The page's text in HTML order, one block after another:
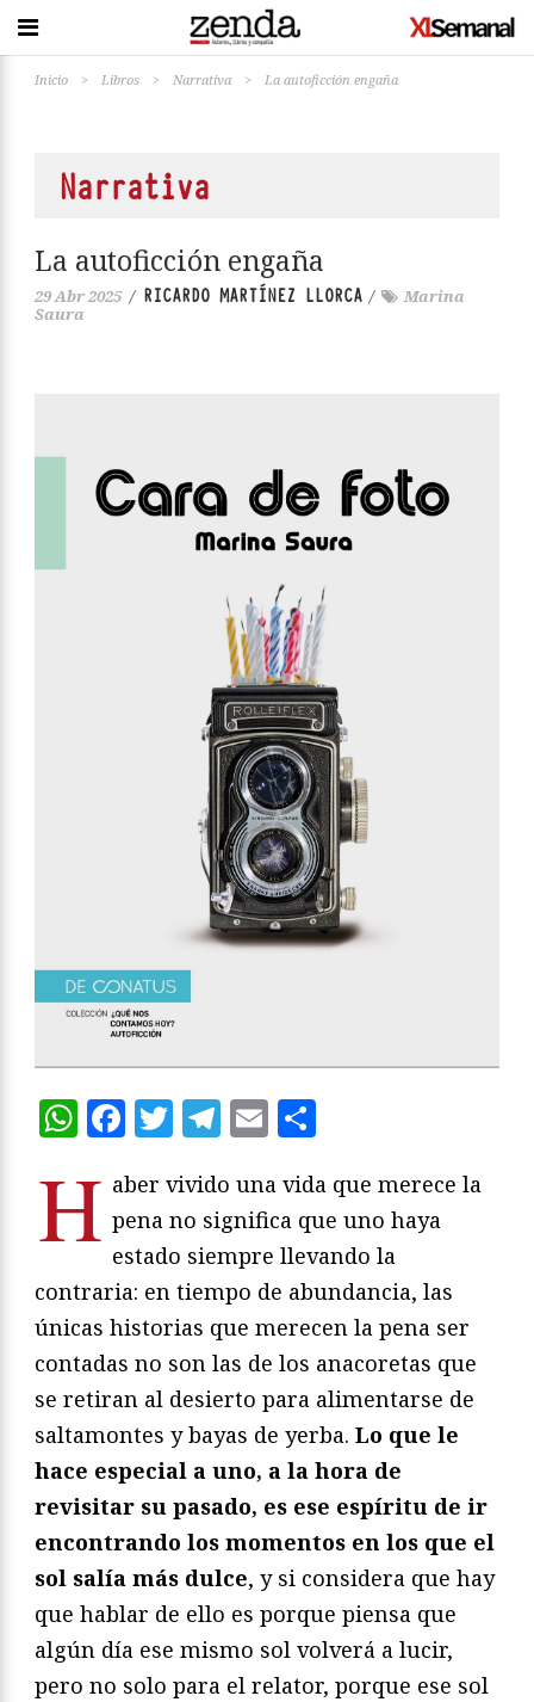
Inicio > Libros > Narrativa > La autoficción engaña
Narrativa
La autoficción engaña
29 Abr 2025 / RICARDO MARTÍNEZ LLORCA /
Marina
Saura
WhatsApp
Facebook
Twitter
Telegram
Email
H aber vivido una vida que merece la
pena no significa que uno haya
estado siempre llevando la
contraria: en tiempo de abundancia, las
únicas historias que merecen la pena ser
contadas no son las de los anacoretas que
se retiran al desierto para alimentarse de
saltamontes y bayas de yerba. Lo que le
hace especial a uno, a la hora de
revisitar su pasado, es ese espíritu de ir
encontrando los momentos en los que el
sol salía más dulce, y si considera que hay
que hablar de ello es porque piensa que
algún día ese mismo sol volverá a lucir,
pero no solo para el relator, porque ese sol